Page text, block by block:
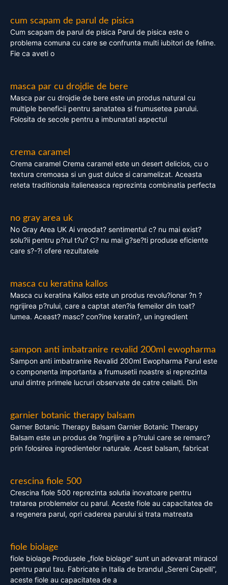
cum scapam de parul de pisica
Cum scapam de parul de pisica Parul de pisica este o
problema comuna cu care se confrunta multi iubitori de feline.
Fie ca aveti o
masca par cu drojdie de bere
Masca par cu drojdie de bere este un produs natural cu
multiple beneficii pentru sanatatea si frumusetea parului.
Folosita de secole pentru a imbunatati aspectul
crema caramel
Crema caramel Crema caramel este un desert delicios, cu o
textura cremoasa si un gust dulce si caramelizat. Aceasta
reteta traditionala italieneasca reprezinta combinatia perfecta
no gray area uk
No Gray Area UK Ai vreodat? sentimentul c? nu mai exist?
solu?ii pentru p?rul t?u? C? nu mai g?se?ti produse eficiente
care s?-?i ofere rezultatele
masca cu keratina kallos
Masca cu keratina Kallos este un produs revolu?ionar ?n ?
ngrijirea p?rului, care a captat aten?ia femeilor din toat?
lumea. Aceast? masc? con?ine keratin?, un ingredient
sampon anti imbatranire revalid 200ml ewopharma
Sampon anti imbatranire Revalid 200ml Ewopharma Parul este
o componenta importanta a frumusetii noastre si reprezinta
unul dintre primele lucruri observate de catre ceilalti. Din
garnier botanic therapy balsam
Garner Botanic Therapy Balsam Garnier Botanic Therapy
Balsam este un produs de ?ngrijire a p?rului care se remarc?
prin folosirea ingredientelor naturale. Acest balsam, fabricat
crescina fiole 500
Crescina fiole 500 reprezinta solutia inovatoare pentru
tratarea problemelor cu parul. Aceste fiole au capacitatea de
a regenera parul, opri caderea parului si trata matreata
fiole biolage
fiole biolage Produsele „fiole biolage” sunt un adevarat miracol
pentru parul tau. Fabricate in Italia de brandul „Sereni Capelli”,
aceste fiole au capacitatea de a